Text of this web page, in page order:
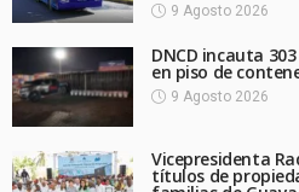
9 Agosto 2026
DNCD incauta
en piso de
9 Agosto 2026
Vicepresidenta
títulos de